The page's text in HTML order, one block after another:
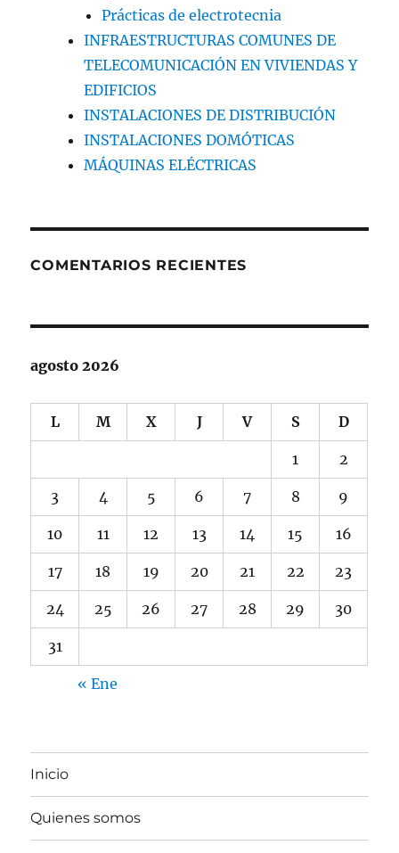
Prácticas de electrotecnia
INFRAESTRUCTURAS COMUNES DE
TELECOMUNICACIÓN EN VIVIENDAS Y
EDIFICIOS
INSTALACIONES DE DISTRIBUCIÓN
INSTALACIONES DOMÓTICAS
MÁQUINAS ELÉCTRICAS
COMENTARIOS RECIENTES
agosto 2026
L M X J V S D
1 2
3 4 5 6 7 8 9
10 11 12 13 14 15 16
17 18 19 20 21 22 23
24 25 26 27 28 29 30
31
« Ene
Inicio
Quienes somos